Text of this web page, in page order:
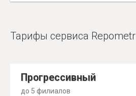
Тарифы сервиса Repometr
Прогрессивный
до 5 филиалов